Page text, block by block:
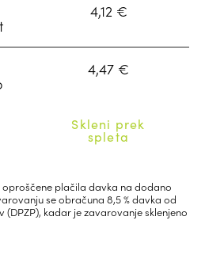
4,12 €
4,47 €
Skleni prek
spleta
plačila davka na dodano
se obračuna 8,5 % davka od
kadar je zavarovanje sklenjeno